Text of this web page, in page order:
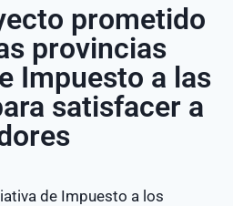
prometido
provincias
Impuesto a las
satisfacer a
de Impuesto a los